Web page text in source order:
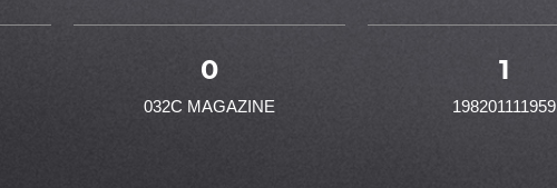
0
032C MAGAZINE
1
198201111959